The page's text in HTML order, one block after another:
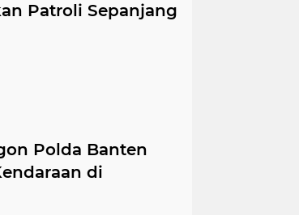
Patroli Sepanjang
Polda Banten
di